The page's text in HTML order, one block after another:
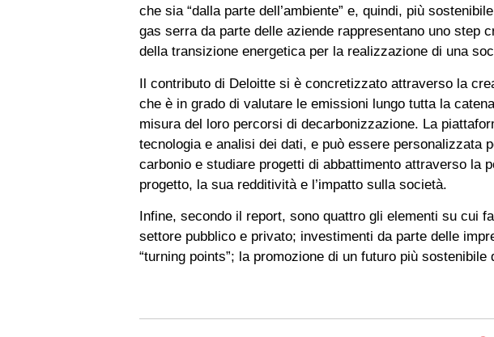
che sia “dalla parte dell’ambiente” e, quindi, più
gas serra da parte delle aziende rappresentano uno step
della transizione energetica per la realizzazione di una
Il contributo di Deloitte si è concretizzato attraverso la
che è in grado di valutare le emissioni lungo tutta la
misura del loro percorsi di decarbonizzazione. La
tecnologia e analisi dei dati, e può essere personalizzata
carbonio e studiare progetti di abbattimento attraverso la
progetto, la sua redditività e l’impatto sulla società.
Infine, secondo il report, sono quattro gli elementi su cui
settore pubblico e privato; investimenti da parte delle
“turning points”; la promozione di un futuro più